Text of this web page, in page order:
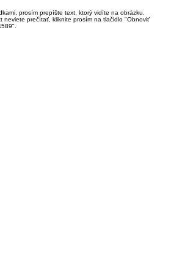
prosím prepíšte text, ktorý vidíte na obrázku.
prečítať, kliknite prosím na tlačidlo "Obnoviť